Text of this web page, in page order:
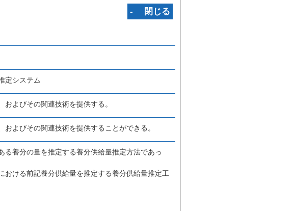
‐ 閉じる
定システム
よびその関連技術を提供する。
よびその関連技術を提供することができる。
養分の量を推定する養分供給量推定方法であっ
ける前記養分供給量を推定する養分供給量推定工